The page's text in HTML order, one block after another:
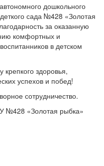
дошкольного
сада №428 «Золотая
за оказанную
комфортных и
в детском
здоровья,
успехов и побед!
сотрудничество.
№428 «Золотая рыбка»